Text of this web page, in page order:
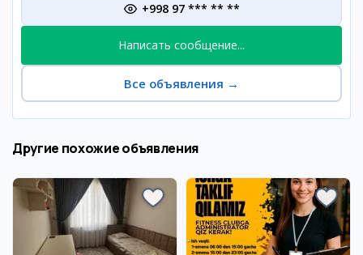
+998 97 *** ** **
Написать сообщение...
Все объявления →
Другие похожие объявления